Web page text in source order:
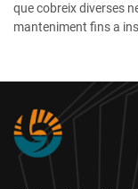
que cobreix diverses
manteniment fins a